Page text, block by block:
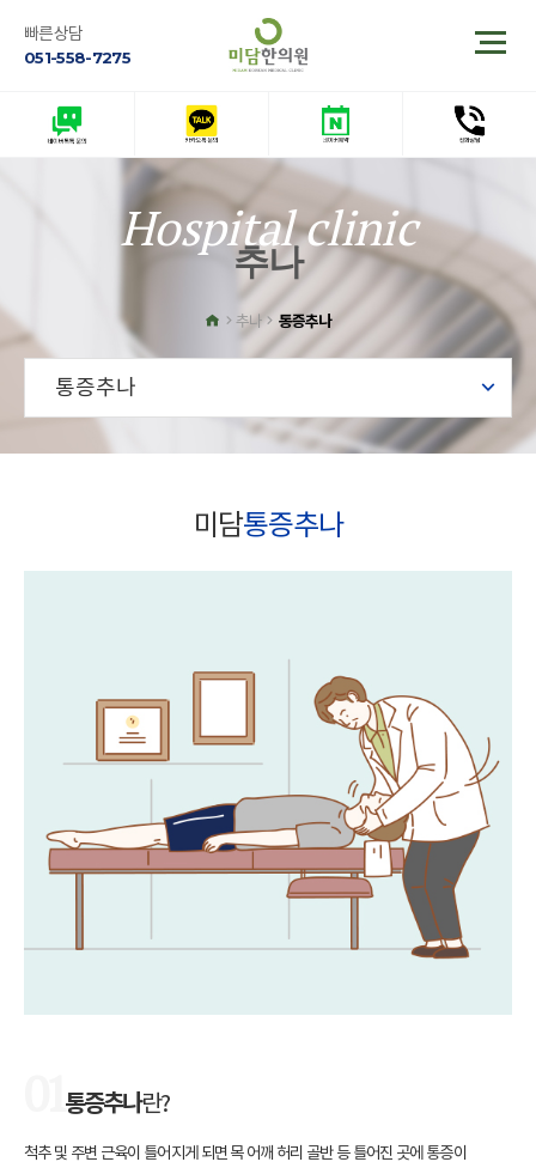
빠른상담
051-558-7275
Hospital clinic
추나
추나 통증추나
통증추나
미담통증추나
통증추나란?
척추 및 주변 근육이 틀어지게 되면 목 어깨 허리 골반 등 틀어진 곳에 통증이